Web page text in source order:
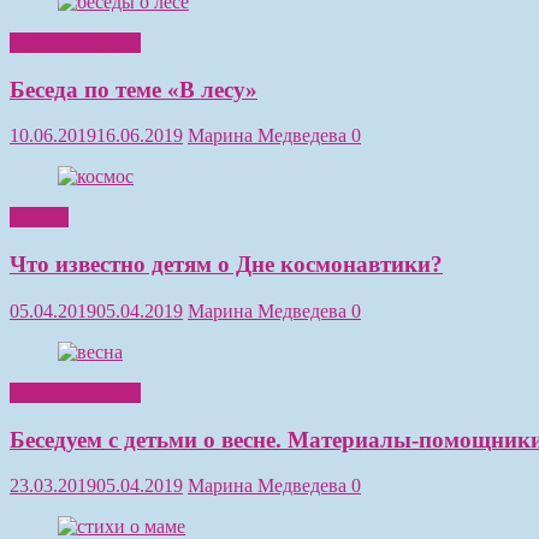
Беседа по теме «В лесу»
10.06.201916.06.2019 Марина Медведева 0
Что известно детям о Дне космонавтики?
05.04.201905.04.2019 Марина Медведева 0
Беседуем с детьми о весне. Материалы-
23.03.201905.04.2019 Марина Медведева 0